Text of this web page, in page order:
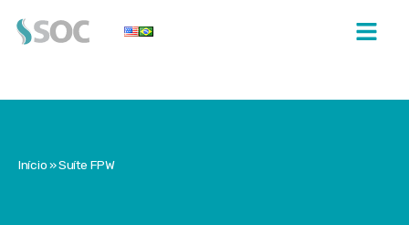
Início»Suíte FPW